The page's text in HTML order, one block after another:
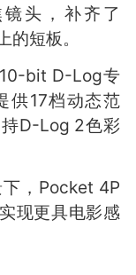
头，补齐了
短板。
bit D-Log专
供17档动态范
D-Log 2色彩
，Pocket 4P
现更具电影感